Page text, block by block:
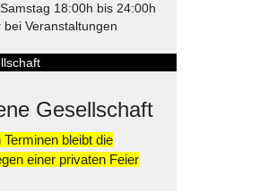
18:00h bis 24:00h
Veranstaltungen
Gesellschaft
bleibt die
einer privaten Feier